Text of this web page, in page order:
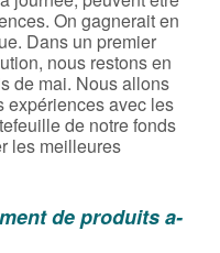
On gagnerait en
Dans un premier
nous restons en
de mai. Nous allons
expériences avec les
de notre fonds
les meilleures
de produits a-